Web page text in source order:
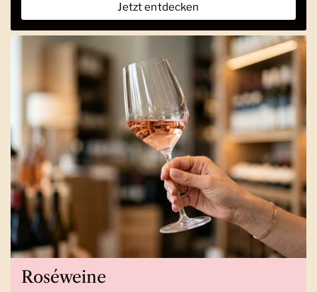
Jetzt entdecken
Roséweine